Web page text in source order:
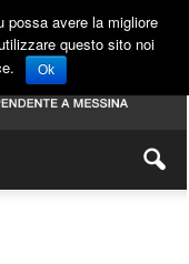
possa avere la migliore
questo sito noi
Ok